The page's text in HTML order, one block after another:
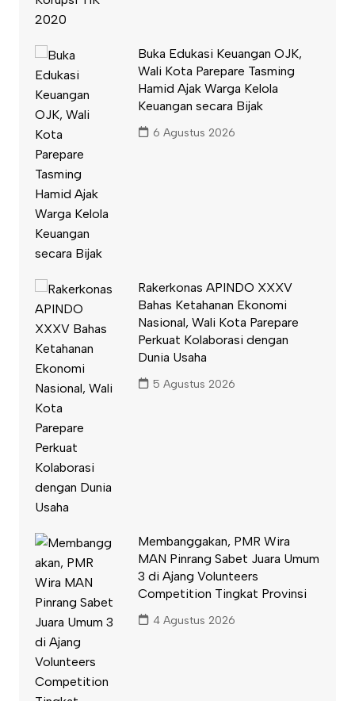
Buka Edukasi Keuangan OJK,
Wali Kota Parepare Tasming
Hamid Ajak Warga Kelola
Keuangan secara Bijak
6 Agustus 2026
Rakerkonas APINDO XXXV
Bahas Ketahanan Ekonomi
Nasional, Wali Kota Parepare
Perkuat Kolaborasi dengan
Dunia Usaha
5 Agustus 2026
Membanggakan, PMR Wira
MAN Pinrang Sabet Juara Umum
3 di Ajang Volunteers
Competition Tingkat Provinsi
4 Agustus 2026